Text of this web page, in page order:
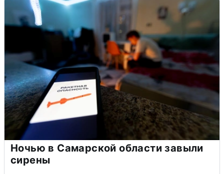
Ночью в Самарской области завыли
сирены